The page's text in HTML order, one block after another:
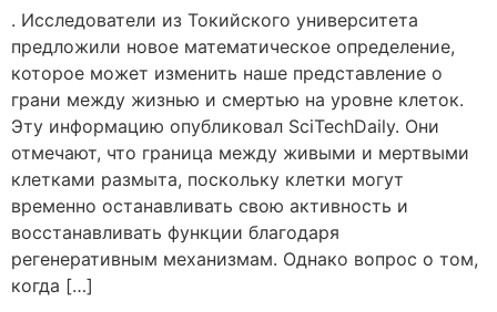
. Исследователи из Токийского университета
предложили новое математическое определение,
которое может изменить наше представление о
грани между жизнью и смертью на уровне клеток.
Эту информацию опубликовал SciTechDaily. Они
отмечают, что граница между живыми и мертвыми
клетками размыта, поскольку клетки могут
временно останавливать свою активность и
восстанавливать функции благодаря
регенеративным механизмам. Однако вопрос о том,
когда […]